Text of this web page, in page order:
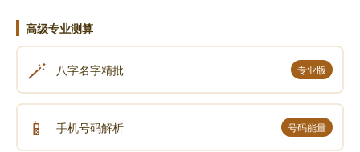
豆得豆，乃亘古不变之铁律。放生即是救命，自利利
他，种善因必得善果。
《金光明经》上有个故事：佛陀曾是一位商主的儿
子，名叫"降水"。有一天，他外出，在路上，突然看到
食肉动物狗、狼和乌鸦赶向一个水池边。见此情况，他
就跑到那边去看，只见在那个大水池里，有一万条鱼在
高级专业测算
🪄 八字名字精批 专业版
📱 手机号码解析 号码能量